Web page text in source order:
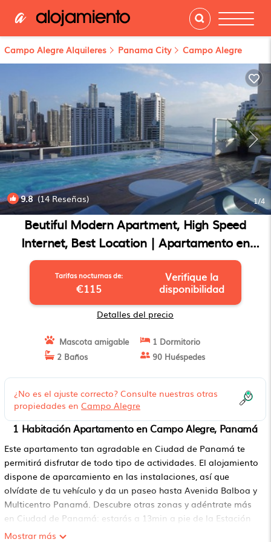
Campo Alegre Alquileres Panama City Campo Alegre
9.8(14 Reseñas) 1/4
Beutiful Modern Apartment, High Speed
Internet, Best Location | Apartamento en
Panamá
Tarifas nocturnas de:
€115
Verifique la
disponibilidad
Detalles del precio
Mascota amigable
1 Dormitorio
2 Baños
90 Huéspedes
¿No es el ajuste correcto? Consulte nuestras otras
propiedades en Campo Alegre
1 Habitación Apartamento en Campo Alegre, Panamá
Este apartamento tan agradable en Ciudad de Panamá te
permitirá disfrutar de todo tipo de actividades. El alojamiento
dispone de aparcamiento en las instalaciones, así que
olvídate de tu vehículo y da un paseo hasta Avenida Balboa y
Multicentro Panamá. Descubre otras zonas y adéntrate más
en Ciudad de Panamá: estarás a 13min a pie de la Estación
de metro de Iglesia del Carmen, de modo que coger el metro
Mostrar más